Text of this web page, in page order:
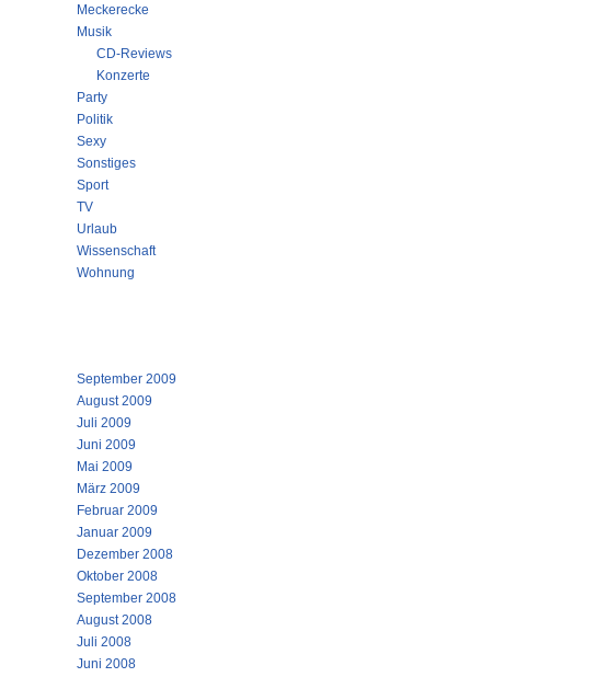
Meckerecke
Musik
CD-Reviews
Konzerte
Party
Politik
Sexy
Sonstiges
Sport
TV
Urlaub
Wissenschaft
Wohnung
September 2009
August 2009
Juli 2009
Juni 2009
Mai 2009
März 2009
Februar 2009
Januar 2009
Dezember 2008
Oktober 2008
September 2008
August 2008
Juli 2008
Juni 2008